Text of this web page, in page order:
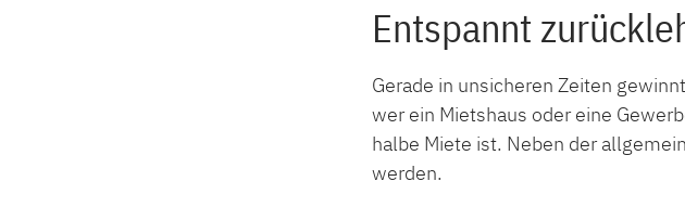
Entspannt
Gerade in unsicheren Zeiten
wer ein Mietshaus oder eine
halbe Miete ist. Neben der
werden.